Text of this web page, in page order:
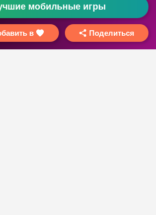
мобильные игры
в Поделиться